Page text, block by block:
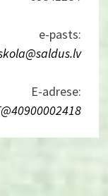
e-pasts:
E-adrese: